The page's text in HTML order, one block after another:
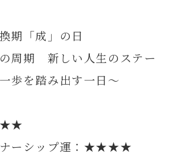
「成」の日
周期 新しい人生のステー
歩を踏み出す一日～
ナーシップ運：★★★★